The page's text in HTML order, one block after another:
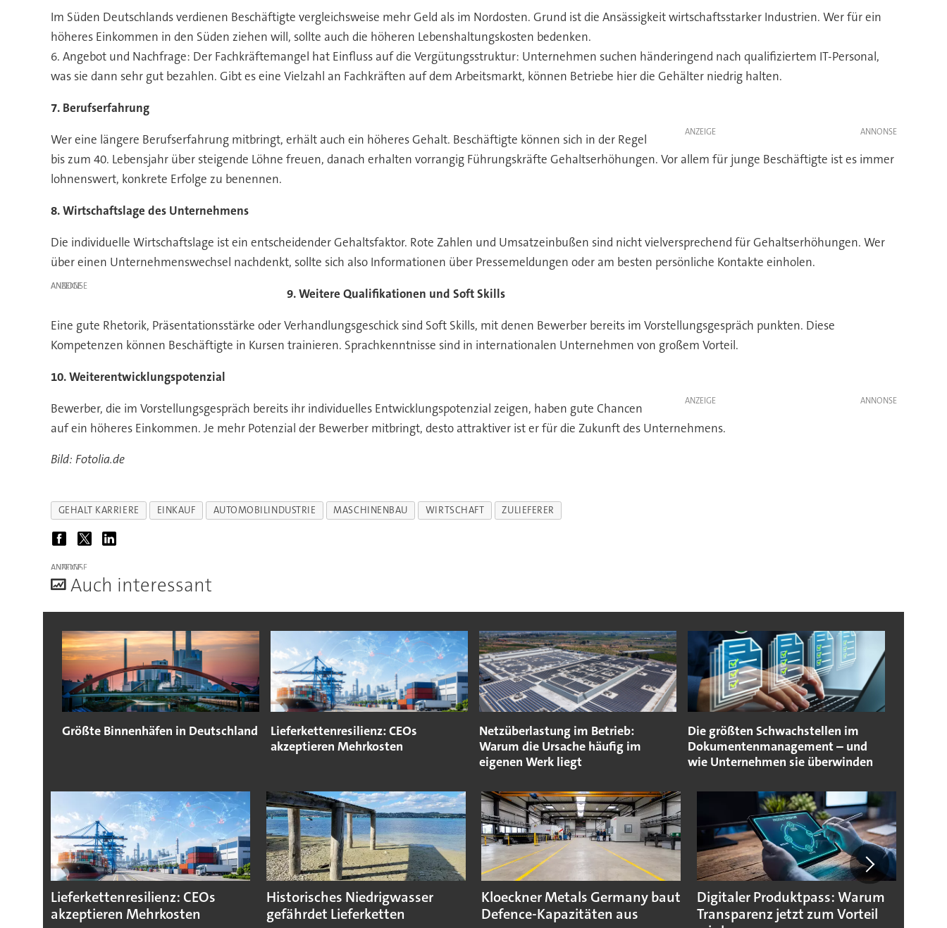
Im Süden Deutschlands verdienen Beschäftigte vergleichsweise mehr Geld als im Nordosten. Grund ist die Ansässigkeit wirtschaftsstarker Industrien. Wer für ein
höheres Einkommen in den Süden ziehen will, sollte auch die höheren Lebenshaltungskosten bedenken.
6. Angebot und Nachfrage: Der Fachkräftemangel hat Einfluss auf die Vergütungsstruktur: Unternehmen suchen händeringend nach qualifiziertem IT-Personal,
was sie dann sehr gut bezahlen. Gibt es eine Vielzahl an Fachkräften auf dem Arbeitsmarkt, können Betriebe hier die Gehälter niedrig halten.
7. Berufserfahrung
ANZEIGE
Wer eine längere Berufserfahrung mitbringt, erhält auch ein höheres Gehalt. Beschäftigte können sich in der Regel
bis zum 40. Lebensjahr über steigende Löhne freuen, danach erhalten vorrangig Führungskräfte Gehaltserhöhungen. Vor allem für junge Beschäftigte ist es immer
lohnenswert, konkrete Erfolge zu benennen.
8. Wirtschaftslage des Unternehmens
Die individuelle Wirtschaftslage ist ein entscheidender Gehaltsfaktor. Rote Zahlen und Umsatzeinbußen sind nicht vielversprechend für Gehaltserhöhungen. Wer
über einen Unternehmenswechsel nachdenkt, sollte sich also Informationen über Pressemeldungen oder am besten persönliche Kontakte einholen.
ANZEIGE 9. Weitere Qualifikationen und Soft Skills
Eine gute Rhetorik, Präsentationsstärke oder Verhandlungsgeschick sind Soft Skills, mit denen Bewerber bereits im Vorstellungsgespräch punkten. Diese
Kompetenzen können Beschäftigte in Kursen trainieren. Sprachkenntnisse sind in internationalen Unternehmen von großem Vorteil.
10. Weiterentwicklungspotenzial
ANZEIGE
Bewerber, die im Vorstellungsgespräch bereits ihr individuelles Entwicklungspotenzial zeigen, haben gute Chancen
auf ein höheres Einkommen. Je mehr Potenzial der Bewerber mitbringt, desto attraktiver ist er für die Zukunft des Unternehmens.
Bild: Fotolia.de
GEHALT KARRIERE EINKAUF AUTOMOBILINDUSTRIE MASCHINENBAU WIRTSCHAFT ZULIEFERER
ANZEIGE
Auch interessant
Größte Binnenhäfen in Deutschland
Lieferkettenresilienz: CEOs
akzeptieren Mehrkosten
Netzüberlastung im Betrieb:
Warum die Ursache häufig im
eigenen Werk liegt
Die größten Schwachstellen im
Dokumentenmanagement – und
wie Unternehmen sie überwinden
Lieferkettenresilienz: CEOs
akzeptieren Mehrkosten
Historisches Niedrigwasser
gefährdet Lieferketten
Kloeckner Metals Germany baut
Defence-Kapazitäten aus
Digitaler Produktpass: Warum
Transparenz jetzt zum Vorteil